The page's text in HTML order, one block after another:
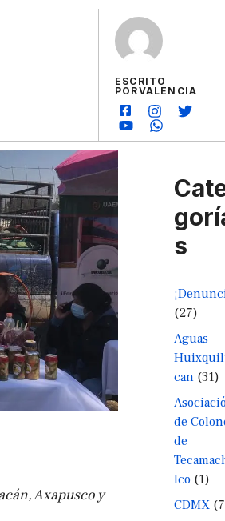
ESCRITO
PORVALENCIA
Axapusco y
s
(27)
Aguas
can (31)
de
de
lco (1)
CDMX